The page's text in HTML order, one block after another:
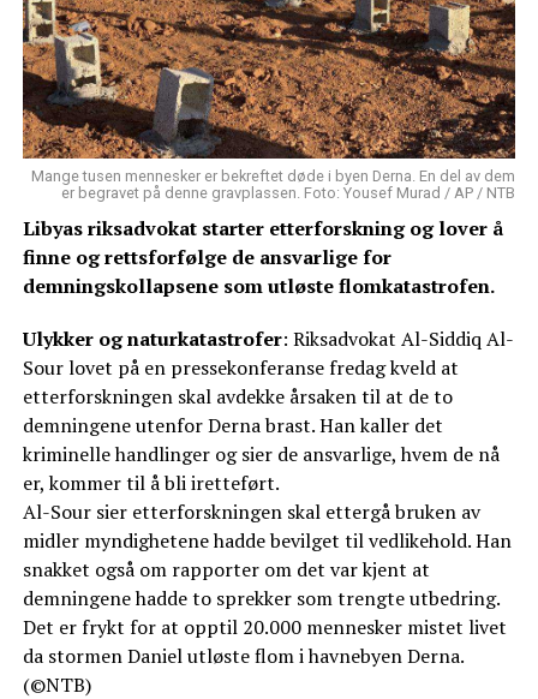
Mange tusen mennesker er bekreftet døde i byen Derna. En del av dem
er begravet på denne gravplassen. Foto: Yousef Murad / AP / NTB
Libyas riksadvokat starter etterforskning og lover å
finne og rettsforfølge de ansvarlige for
demningskollapsene som utløste flomkatastrofen.
Ulykker og naturkatastrofer: Riksadvokat Al-Siddiq Al-
Sour lovet på en pressekonferanse fredag kveld at
etterforskningen skal avdekke årsaken til at de to
demningene utenfor Derna brast. Han kaller det
kriminelle handlinger og sier de ansvarlige, hvem de nå
er, kommer til å bli iretteført.
Al-Sour sier etterforskningen skal ettergå bruken av
midler myndighetene hadde bevilget til vedlikehold. Han
snakket også om rapporter om det var kjent at
demningene hadde to sprekker som trengte utbedring.
Det er frykt for at opptil 20.000 mennesker mistet livet
da stormen Daniel utløste flom i havnebyen Derna.
(©NTB)